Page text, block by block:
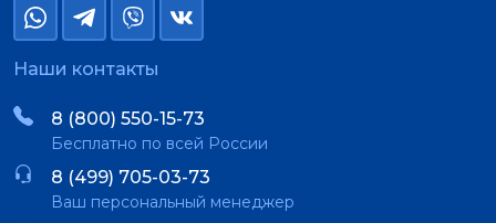
Наши контакты
8 (800) 550-15-73
Бесплатно по всей России
8 (499) 705-03-73
Ваш персональный менеджер